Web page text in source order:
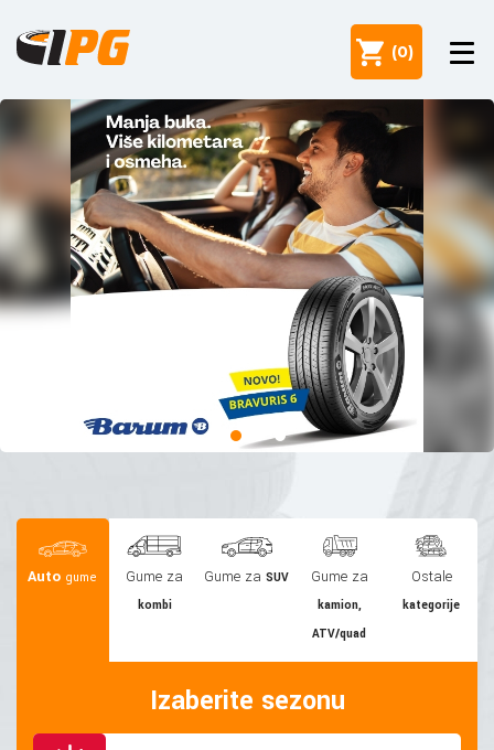
(0)
Auto gume Gume za
kombi
Gume zaSUV Gume za
kamion,
ATV/quad
Ostale
kategorije
Izaberite sezonu